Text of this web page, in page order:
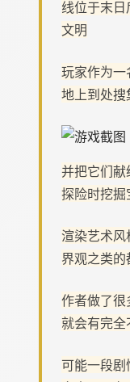
线位于末日
文明
玩家作为一
地上到处搜
并把它们献
探险时挖掘
渲染艺术
界观之类的
作者做了很
就会有完全
可能一段剧